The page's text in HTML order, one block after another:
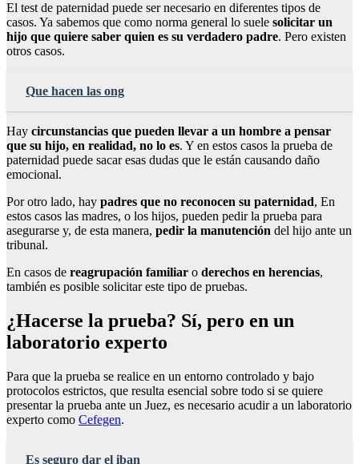
El test de paternidad puede ser necesario en diferentes tipos de
casos. Ya sabemos que como norma general lo suele solicitar un
hijo que quiere saber quien es su verdadero padre. Pero existen
otros casos.
Que hacen las ong
Hay circunstancias que pueden llevar a un hombre a pensar
que su hijo, en realidad, no lo es. Y en estos casos la prueba de
paternidad puede sacar esas dudas que le están causando daño
emocional.
Por otro lado, hay padres que no reconocen su paternidad, En
estos casos las madres, o los hijos, pueden pedir la prueba para
asegurarse y, de esta manera, pedir la manutención del hijo ante un
tribunal.
En casos de reagrupación familiar o derechos en herencias,
también es posible solicitar este tipo de pruebas.
¿Hacerse la prueba? Sí, pero en un
laboratorio experto
Para que la prueba se realice en un entorno controlado y bajo
protocolos estrictos, que resulta esencial sobre todo si se quiere
presentar la prueba ante un Juez, es necesario acudir a un laboratorio
experto como Cefegen.
Es seguro dar el iban